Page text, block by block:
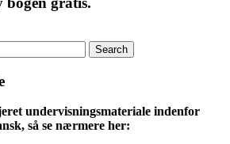
undervisningsmateriale indenfor
så se nærmere her: